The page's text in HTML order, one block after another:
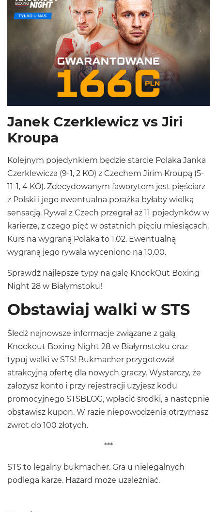
Janek Czerklewicz vs Jiri
Kroupa
Kolejnym pojedynkiem będzie starcie Polaka Janka
Czerklewicza (9-1, 2 KO) z Czechem Jirim Kroupą (5-
11-1, 4 KO). Zdecydowanym faworytem jest pięściarz
z Polski i jego ewentualna porażka byłaby wielką
sensacją. Rywal z Czech przegrał aż 11 pojedynków w
karierze, z czego pięć w ostatnich pięciu miesiącach.
Kurs na wygraną Polaka to 1.02. Ewentualną
wygraną jego rywala wyceniono na 10.00.
Sprawdź najlepsze typy na galę KnockOut Boxing
Night 28 w Białymstoku!
Obstawiaj walki w STS
Śledź najnowsze informacje związane z galą
Knockout Boxing Night 28 w Białymstoku oraz
typuj walki w STS! Bukmacher przygotował
atrakcyjną ofertę dla nowych graczy. Wystarczy, że
założysz konto i przy rejestracji użyjesz kodu
promocyjnego STSBLOG, wpłacić środki, a następnie
obstawisz kupon. W razie niepowodzenia otrzymasz
zwrot do 100 złotych.
***
STS to legalny bukmacher. Gra u nielegalnych
podlega karze. Hazard może uzależniać.